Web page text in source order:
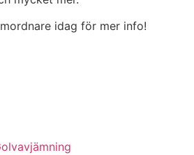
idag för mer info!